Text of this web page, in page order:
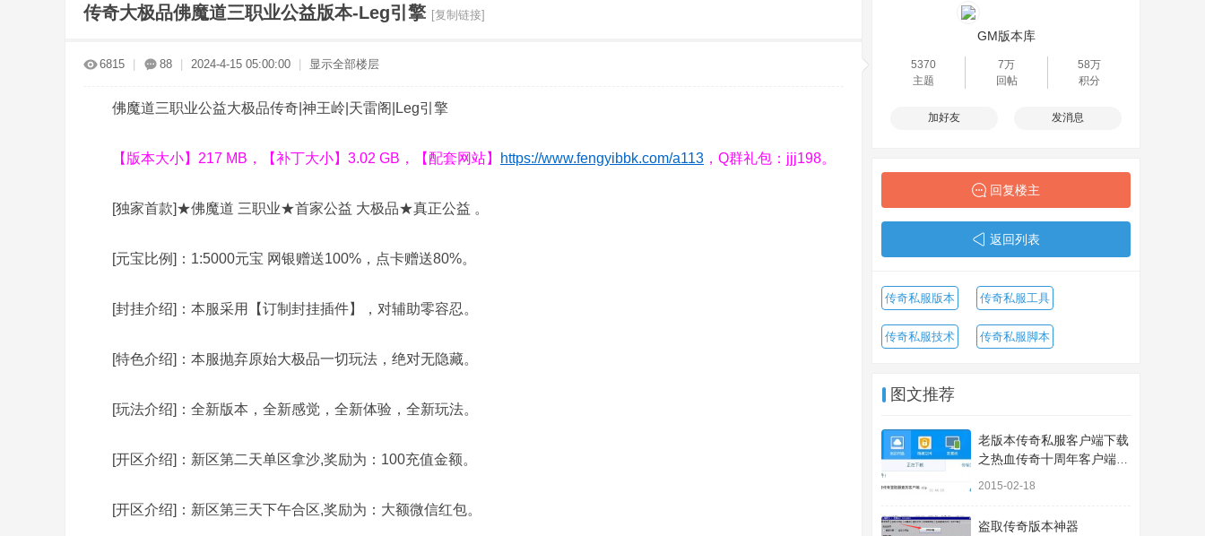
传奇大极品佛魔道三职业公益版本-Leg引擎 [复制链接]
6815 88 2024-4-15 05:00:00 显示全部楼层
佛魔道三职业公益大极品传奇|神王岭|天雷阁|Leg引擎
【版本大小】217 MB，【补丁大小】3.02 GB，【配套网站】 https://www.fengyibbk.com/a113 ，Q群礼包：jjj198。
[独家首款]★佛魔道 三职业★首家公益 大极品★真正公益 。
[元宝比例]：1:5000元宝 网银赠送100%，点卡赠送80%。
[封挂介绍]：本服采用【订制封挂插件】，对辅助零容忍。
[特色介绍]：本服抛弃原始大极品一切玩法，绝对无隐藏。
[玩法介绍]：全新版本，全新感觉，全新体验，全新玩法。
[开区介绍]：新区第二天单区拿沙,奖励为：100充值金额。
[开区介绍]：新区第三天下午合区,奖励为：大额微信红包。
GM版本库
5370
主题
7万
回帖
58万
积分
加好友 发消息
回复楼主
返回列表
传奇私服版本 传奇私服工具
传奇私服技术 传奇私服脚本
图文推荐
老版本传奇私服客户端下载
之热血传奇十周年客户端下
2015-02-18
盗取传奇版本神器